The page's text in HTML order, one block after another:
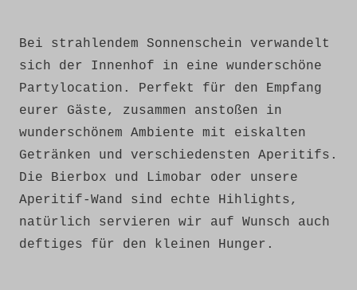
Bei strahlendem Sonnenschein verwandelt
sich der Innenhof in eine wunderschöne
Partylocation. Perfekt für den Empfang
eurer Gäste, zusammen anstoßen in
wunderschönem Ambiente mit eiskalten
Getränken und verschiedensten Aperitifs.
Die Bierbox und Limobar oder unsere
Aperitif-Wand sind echte Hihlights,
natürlich servieren wir auf Wunsch auch
deftiges für den kleinen Hunger.